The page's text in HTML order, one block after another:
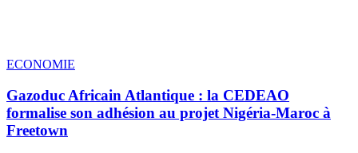
ECONOMIE
Gazoduc Africain Atlantique : la CEDEAO
formalise son adhésion au projet Nigéria-Maroc à
Freetown